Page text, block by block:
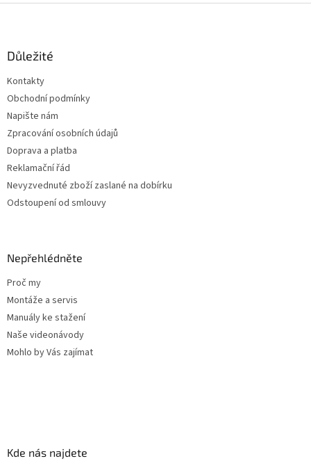
u
v
Důležité
Kontakty
Obchodní podmínky
Napište nám
Zpracování osobních údajů
Doprava a platba
Reklamační řád
Nevyzvednuté zboží zaslané na dobírku
Odstoupení od smlouvy
Nepřehlédněte
Proč my
Montáže a servis
Manuály ke stažení
Naše videonávody
Mohlo by Vás zajímat
Kde nás najdete